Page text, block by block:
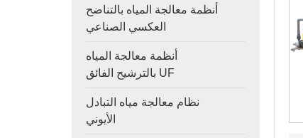
أنظمة معالجة المياه بالتناضح
العكسي الصناعي
أنظمة معالجة المياه
بالترشيح الفائق UF
نظام معالجة مياه التبادل
الأيوني